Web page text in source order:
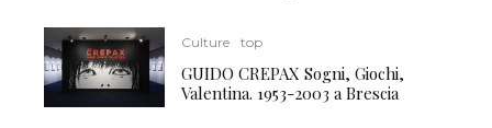
Culture top
GUIDO CREPAX Sogni, Giochi,
Valentina. 1953-2003 a Brescia